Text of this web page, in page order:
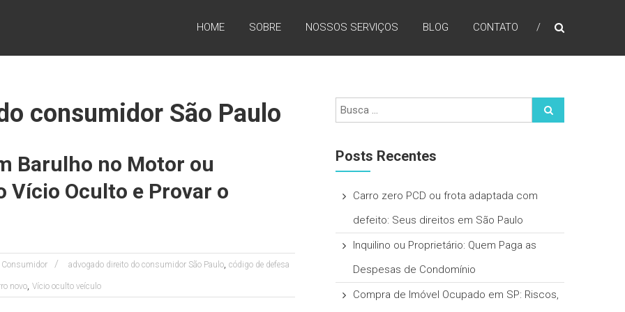
HOME SOBRE NOSSOS SERVIÇOS BLOG CONTATO
consumidor São Paulo
Barulho no Motor ou
Vício Oculto e Provar o
Consumidor advogado direito do consumidor São Paulo, código de defesa
novo, Vício oculto veículo
Posts Recentes
Carro zero PCD ou frota adaptada com
defeito: Seus direitos em São Paulo
Inquilino ou Proprietário: Quem Paga as
Despesas de Condomínio
Compra de Imóvel Ocupado em SP: Riscos,